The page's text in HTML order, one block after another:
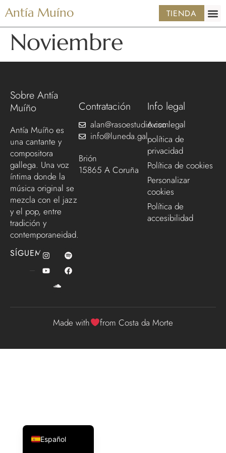
Antía Muíno TIENDA
Noviembre
Sobre Antía
Muíño
Antía Muíño es
una cantante y
compositora
gallega. Una voz
íntima donde la
música original se
mezcla con el jazz
y el pop, entre
tradición y
contemporaneidad.
SÍGUEME
Contratación
alan@rasoestudio.com
info@luneda.gal
Brión
15865 A Coruña
Info legal
Aviso legal
política de
privacidad
Política de cookies
Personalizar
cookies
Política de
accesibilidad
Made with from Costa da Morte
Español